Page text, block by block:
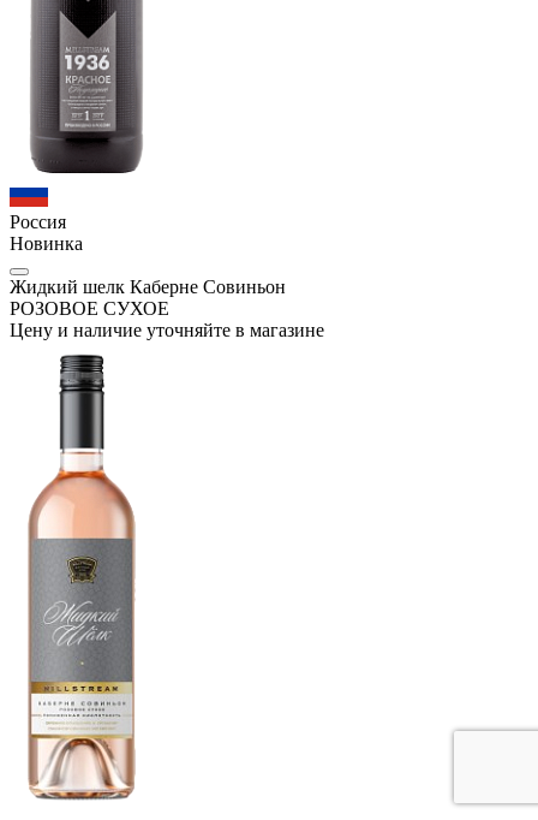
Россия
Новинка
Жидкий шелк Каберне Совиньон
РОЗОВОЕ СУХОЕ
Цену и наличие уточняйте в магазине